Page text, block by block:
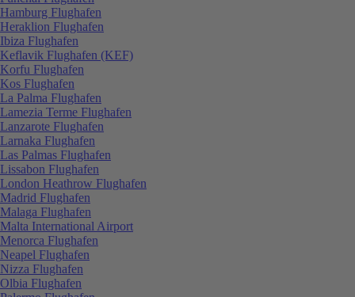
Hamburg Flughafen
Heraklion Flughafen
Ibiza Flughafen
Keflavik Flughafen (KEF)
Korfu Flughafen
Kos Flughafen
La Palma Flughafen
Lamezia Terme Flughafen
Lanzarote Flughafen
Larnaka Flughafen
Las Palmas Flughafen
Lissabon Flughafen
London Heathrow Flughafen
Madrid Flughafen
Malaga Flughafen
Malta International Airport
Menorca Flughafen
Neapel Flughafen
Nizza Flughafen
Olbia Flughafen